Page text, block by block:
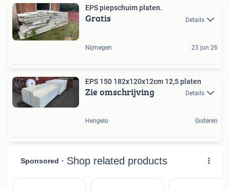
EPS piepschuim platen.
Gratis Details
Nijmegen 23 jun 26
EPS 150 182x120x12cm 12,5 platen
Zie omschrijving Details
Hengelo Gisteren